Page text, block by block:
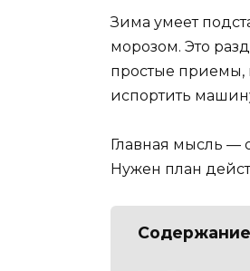
Зима умеет
морозом. Это
простые приемы,
испортить
Главная мысль —
Нужен план
Содержание